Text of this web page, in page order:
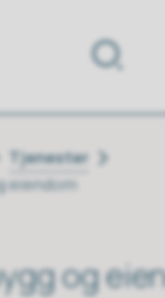
Tjenester
eiendom
og